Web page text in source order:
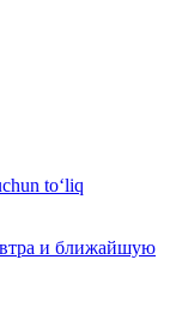
to‘liq
и ближайшую